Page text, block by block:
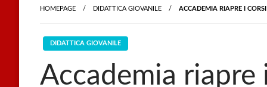
HOMEPAGE DIDATTICA GIOVANILE ACCADEMIA RIAPRE I
DIDATTICA GIOVANILE
Accademia riapre